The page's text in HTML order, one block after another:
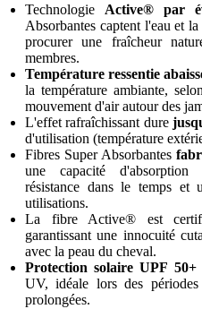
Technologie Active® par
Absorbantes captent l'eau et
procurer une fraîcheur
membres.
Température ressentie
la température ambiante,
mouvement d'air autour des
L'effet rafraîchissant dure
d'utilisation (température
Fibres Super Absorbantes
une capacité d'absorption
résistance dans le temps
utilisations.
La fibre Active® est
garantissant une innocuité
avec la peau du cheval.
Protection solaire UPF 50+
UV, idéale lors des
prolongées.